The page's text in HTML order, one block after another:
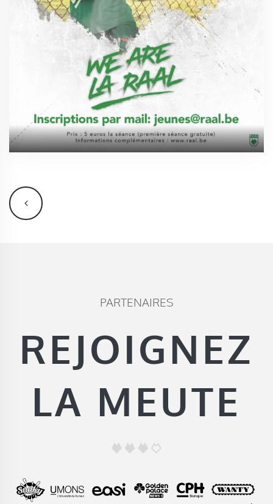
PARTENAIRES
REJOIGNEZ
LA MEUTE